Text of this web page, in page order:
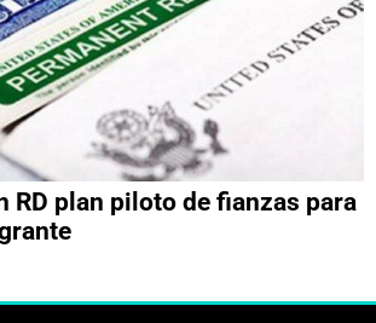
RD plan piloto de fianzas para